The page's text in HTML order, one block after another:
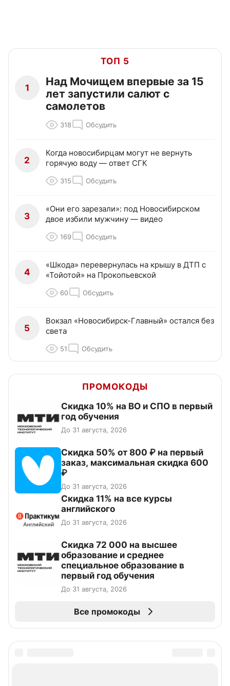
ТОП 5
1
Над Мочищем впервые за 15
лет запустили салют с
самолетов
318 Обсудить
2
Когда новосибирцам могут не вернуть
горячую воду — ответ СГК
315 Обсудить
3
«Они его зарезали»: под Новосибирском
двое избили мужчину — видео
169 Обсудить
4
«Шкода» перевернулась на крышу в ДТП с
«Тойотой» на Прокопьевской
60 Обсудить
5
Вокзал «Новосибирск-Главный» остался без
света
51 Обсудить
ПРОМОКОДЫ
Скидка 10% на ВО и СПО в первый
год обучения
До 31 августа, 2026
Скидка 50% от 800 ₽ на первый
заказ, максимальная скидка 600
₽
До 31 августа, 2026
Скидка 11% на все курсы
английского
До 31 августа, 2026
Скидка 72 000 на высшее
образование и среднее
специальное образование в
первый год обучения
До 31 августа, 2026
Все промокоды